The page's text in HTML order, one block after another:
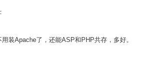
装Apache了，还能ASP和PHP共存，多好。